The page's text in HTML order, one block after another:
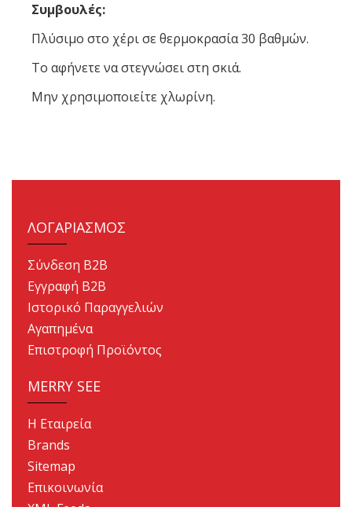
Συμβουλές:
Πλύσιμο στο χέρι σε θερμοκρασία 30 βαθμών.
Το αφήνετε να στεγνώσει στη σκιά.
Μην χρησιμοποιείτε χλωρίνη.
ΛΟΓΑΡΙΑΣΜΟΣ
Σύνδεση B2B
Εγγραφή B2B
Ιστορικό Παραγγελιών
Αγαπημένα
Επιστροφή Προϊόντος
MERRY SEE
Η Εταιρεία
Brands
Sitemap
Επικοινωνία